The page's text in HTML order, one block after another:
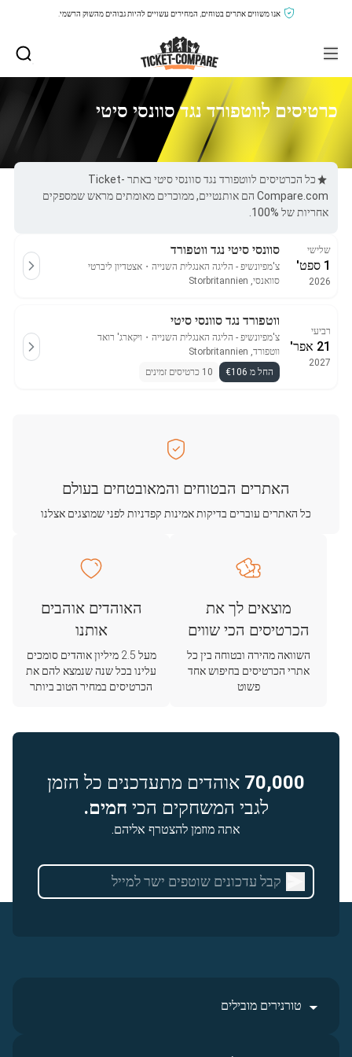
אנו משווים אתרים בטוחים, המחירים עשויים להיות גבוהים מהשוק הרשמי.
כרטיסים לווטפורד נגד סוונסי סיטי
כל הכרטיסים לווטפורד נגד סוונסי סיטי באתר Ticket-
Compare.com הם אותנטיים, ממוכרים מאומתים מראש שמספקים
אחריות של 100%.
שלישי
1 ספט'
2026
סוונסי סיטי נגד ווטפורד
צ'מפיונשיפ - הליגה האנגלית השנייה ・ אצטדיון ליברטי
סוואנסי, Storbritannien
רביעי
21 אפר'
2027
ווטפורד נגד סוונסי סיטי
צ'מפיונשיפ - הליגה האנגלית השנייה ・ ויקארג' רואד
ווטפורד, Storbritannien
החל מ €106
10 כרטיסים זמינים
האתרים הבטוחים והמאובטחים בעולם
כל האתרים עוברים בדיקות אמינות קפדניות לפני שמוצגים אצלנו
מוצאים לך את
הכרטיסים הכי שווים
השוואה מהירה ובטוחה בין כל
אתרי הכרטיסים בחיפוש אחד
פשוט
האוהדים אוהבים
אותנו
מעל 2.5 מיליון אוהדים סומכים
עלינו בכל שנה שנמצא להם את
הכרטיסים במחיר הטוב ביותר
70,000 אוהדים מתעדכנים כל הזמן
לגבי המשחקים הכי חמים.
אתה מוזמן להצטרף אליהם.
טורנירים מובילים